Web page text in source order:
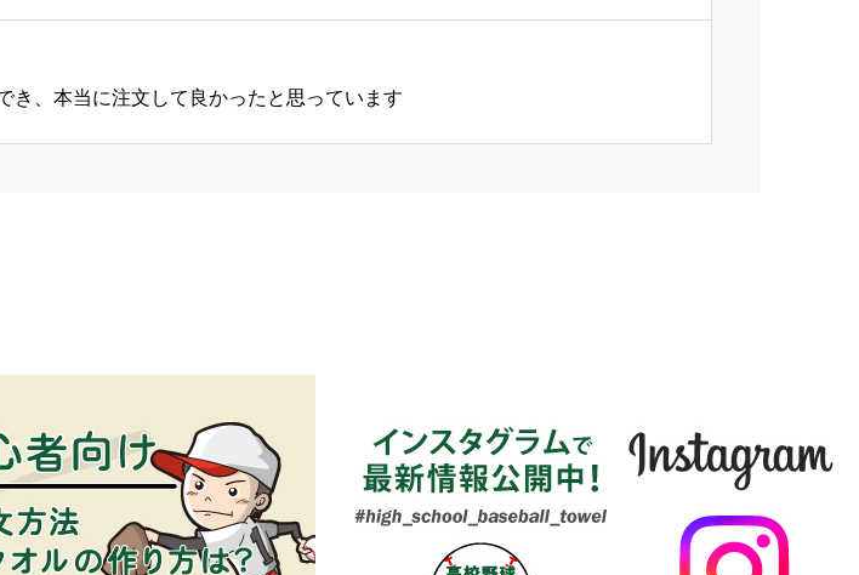
き、本当に注文して良かったと思っています